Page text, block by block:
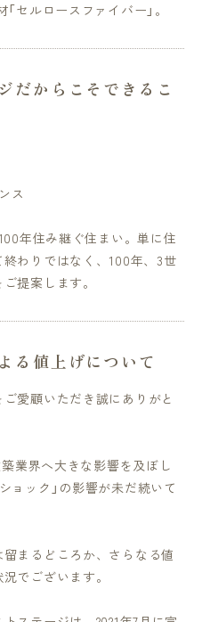
セルロースファイバー」。
だからこそできるこ
ス
年住み継ぐ住まい。単に住
わりではなく、100年、3世
提案します。
る値上げについて
愛顧いただき誠にありがと
業界へ大きな影響を及ぼし
ョック」の影響が未だ続いて
まるどころか、さらなる値
でございます。